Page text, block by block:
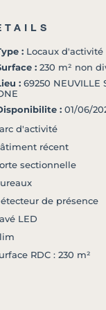
:Locaux d'activité
:230 m² non
:69250 NEUVILLE
:01/06/
d'activité
récent
sectionnelle
de présence
LED
RDC : 230 m²